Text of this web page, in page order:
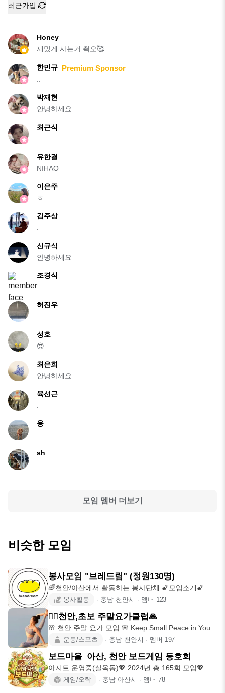
최근가입
Honey
재밌게 사는거 쵝오🥰
한민규 Premium Sponsor
박재현
안녕하세요
최근식
유한결
NIHAO
이은주
ㅎ
김주상
신규식
안녕하세요
조경식
.
허진우
성호
😎
최은희
안녕하세요.
육선근
웅
sh
모임 멤버 더보기
비슷한 모임
봉사모임 "브레드림" (정원130명)
🌈천안/아산에서 활동하는 봉사단체 🌠모임소개🌠
✨️Est.22.01.1
봉사활동 ∙ 충남 천안시 ∙ 멤버 123
🧘‍♀️천안,초보 주말요가클럽🙏
🌸 천안 주말 요가 모임 🌸 Keep Small Peace in You
운동/스포츠 ∙ 충남 천안시 ∙ 멤버 197
보드마을_아산, 천안 보드게임 동호회
아지트 운영중(실옥동)💖 2024년 총 165회 모임💖 신
입회원 회비 면
게임/오락 ∙ 충남 아산시 ∙ 멤버 78